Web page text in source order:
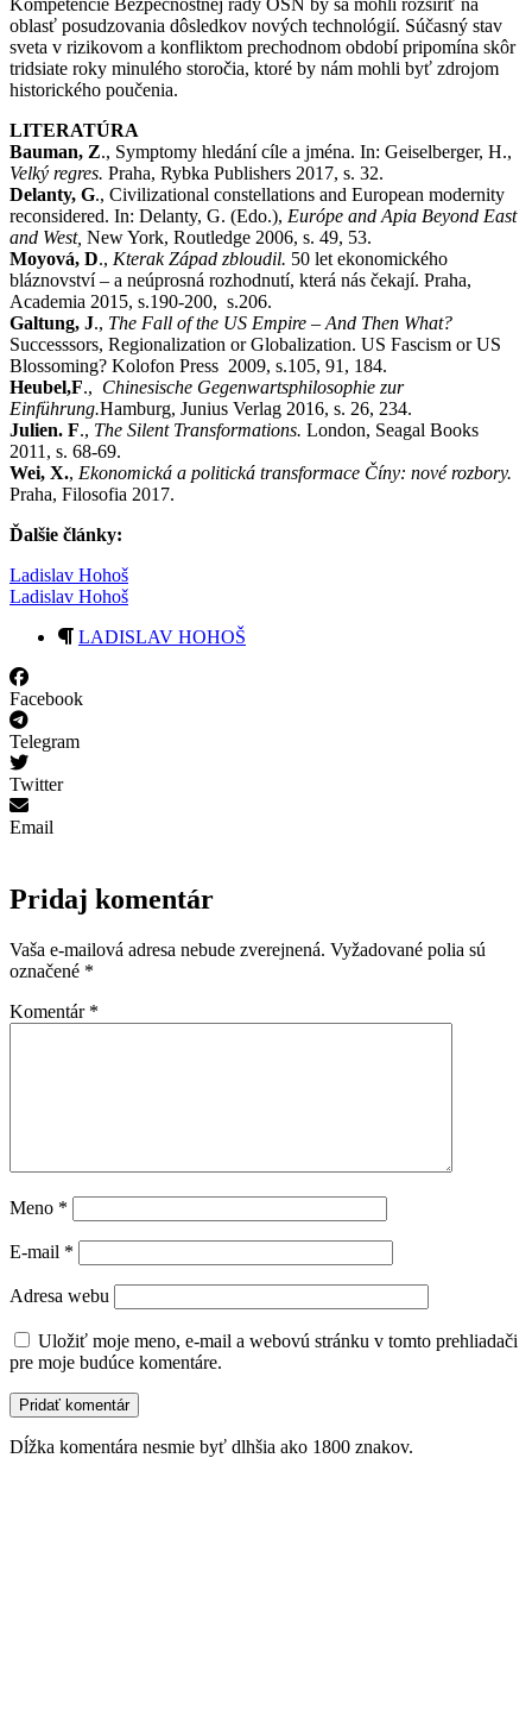
Kompetencie Bezpečnostnej rady OSN by sa mohli rozšíriť na
oblasť posudzovania dôsledkov nových technológií. Súčasný stav
sveta v rizikovom a konfliktom prechodnom období pripomína skôr
tridsiate roky minulého storočia, ktoré by nám mohli byť zdrojom
historického poučenia.
LITERATÚRA
Bauman, Z., Symptomy hledání cíle a jména. In: Geiselberger, H.,
Velký regres. Praha, Rybka Publishers 2017, s. 32.
Delanty, G., Civilizational constellations and European modernity
reconsidered. In: Delanty, G. (Edo.), Európe and Apia Beyond East
and West, New York, Routledge 2006, s. 49, 53.
Moyová, D., Kterak Západ zbloudil. 50 let ekonomického
bláznovství – a neúprosná rozhodnutí, která nás čekají. Praha,
Academia 2015, s.190-200, s.206.
Galtung, J., The Fall of the US Empire – And Then What?
Successsors, Regionalization or Globalization. US Fascism or US
Blossoming? Kolofon Press 2009, s.105, 91, 184.
Heubel,F., Chinesische Gegenwartsphilosophie zur
Einführung.Hamburg, Junius Verlag 2016, s. 26, 234.
Julien. F., The Silent Transformations. London, Seagal Books
2011, s. 68-69.
Wei, X., Ekonomická a politická transformace Číny: nové rozbory.
Praha, Filosofia 2017.
Ďalšie články:
Ladislav Hohoš
Ladislav Hohoš
LADISLAV HOHOŠ
Facebook
Telegram
Twitter
Email
Pridaj komentár
Vaša e-mailová adresa nebude zverejnená. Vyžadované polia sú
označené *
Komentár *
Meno *
E-mail *
Adresa webu
Uložiť moje meno, e-mail a webovú stránku v tomto prehliadači
pre moje budúce komentáre.
Dĺžka komentára nesmie byť dlhšia ako 1800 znakov.